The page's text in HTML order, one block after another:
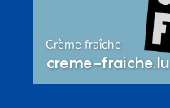
Crème fraîche
creme-fraiche.lu